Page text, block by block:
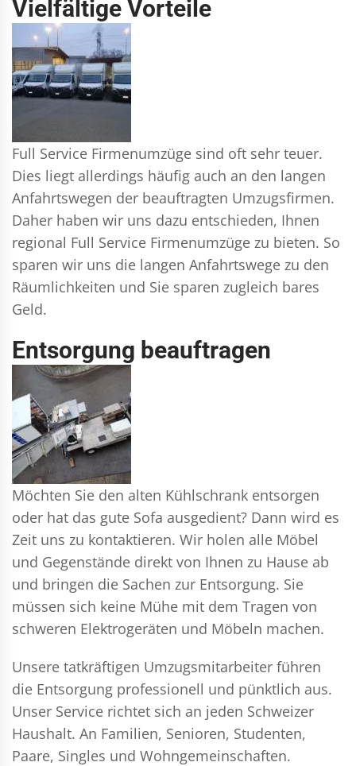
Vielfältige Vorteile
Full Service Firmenumzüge sind oft sehr teuer.
Dies liegt allerdings häufig auch an den langen
Anfahrtswegen der beauftragten Umzugsfirmen.
Daher haben wir uns dazu entschieden, Ihnen
regional Full Service Firmenumzüge zu bieten. So
sparen wir uns die langen Anfahrtswege zu den
Räumlichkeiten und Sie sparen zugleich bares
Geld.
Entsorgung beauftragen
Möchten Sie den alten Kühlschrank entsorgen
oder hat das gute Sofa ausgedient? Dann wird es
Zeit uns zu kontaktieren. Wir holen alle Möbel
und Gegenstände direkt von Ihnen zu Hause ab
und bringen die Sachen zur Entsorgung. Sie
müssen sich keine Mühe mit dem Tragen von
schweren Elektrogeräten und Möbeln machen.
Unsere tatkräftigen Umzugsmitarbeiter führen
die Entsorgung professionell und pünktlich aus.
Unser Service richtet sich an jeden Schweizer
Haushalt. An Familien, Senioren, Studenten,
Paare, Singles und Wohngemeinschaften.